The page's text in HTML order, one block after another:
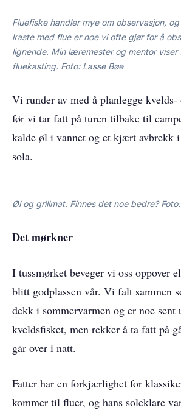
Fluefiske handler mye om observasjon,
kaste med flue er noe vi ofte gjør for å
lignende. Min læremester og mentor viser
fluekasting. Foto: Lasse Bøe
Vi runder av med å planlegge
før vi tar fatt på turen tilbake til
kalde øl i vannet og et kjært avbrekk i
sola.
Øl og grillmat. Finnes det noe bedre?
Det mørkner
I tussmørket beveger vi oss oppover
blitt godplassen vår. Vi falt sammen
dekk i sommervarmen og er noe sent
kveldsfisket, men rekker å ta fatt på
går over i natt.
Fatter har en forkjærlighet for
kommer til fluer, og hans soleklare